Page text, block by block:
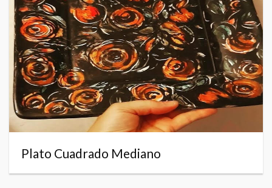
Plato Cuadrado Mediano